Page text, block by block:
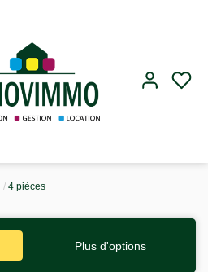
4 pièces
Plus d'options